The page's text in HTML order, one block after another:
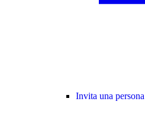
Invita una persona